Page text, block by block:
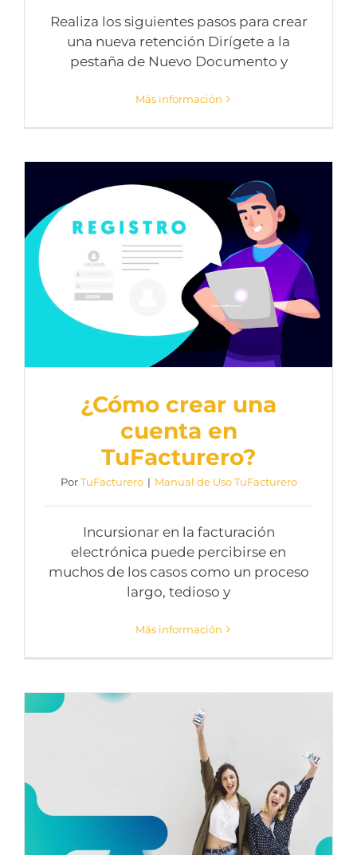
Realiza los siguientes pasos para crear
una nueva retención Dirígete a la
pestaña de Nuevo Documento y
Más información
¿Cómo crear una
cuenta en
TuFacturero?
PorTuFacturero | Manual de Uso TuFacturero
Incursionar en la facturación
electrónica puede percibirse en
muchos de los casos como un proceso
largo, tedioso y
Más información